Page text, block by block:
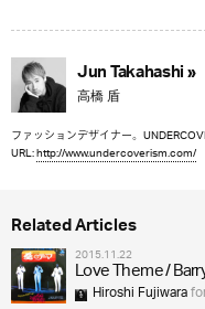
Jun Takahashi »
高橋 盾
ファッションデザイナー。
URL:http://www.undercoverism.com/
Related Articles
2015.11.22
Love Theme /
Hiroshi Fujiwara